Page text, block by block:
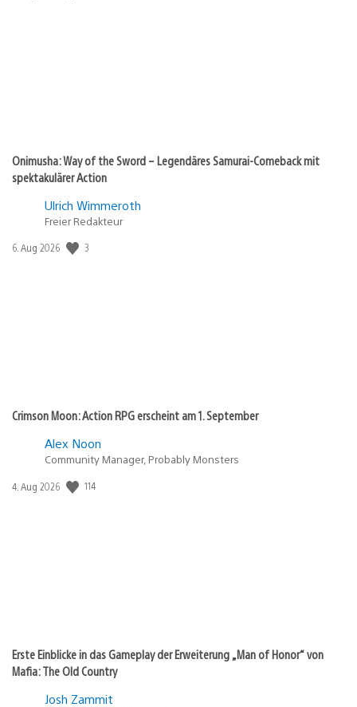
Onimusha: Way of the Sword – Legendäres Samurai-Comeback mit
spektakulärer Action
Ulrich Wimmeroth
Freier Redakteur
Veröffentlichungsdatum:
6. Aug 2026 3
Crimson Moon: Action RPG erscheint am 1. September
Alex Noon
Community Manager, Probably Monsters
Veröffentlichungsdatum:
4. Aug 2026 114
Erste Einblicke in das Gameplay der Erweiterung „Man of Honor“ von
Mafia: The Old Country
Josh Zammit